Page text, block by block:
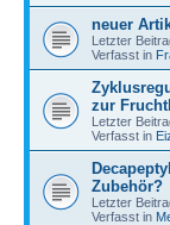
neuer
Letzter
Verfasst in
zur
Letzter
Verfasst in
Zubehör?
Letzter
Verfasst in